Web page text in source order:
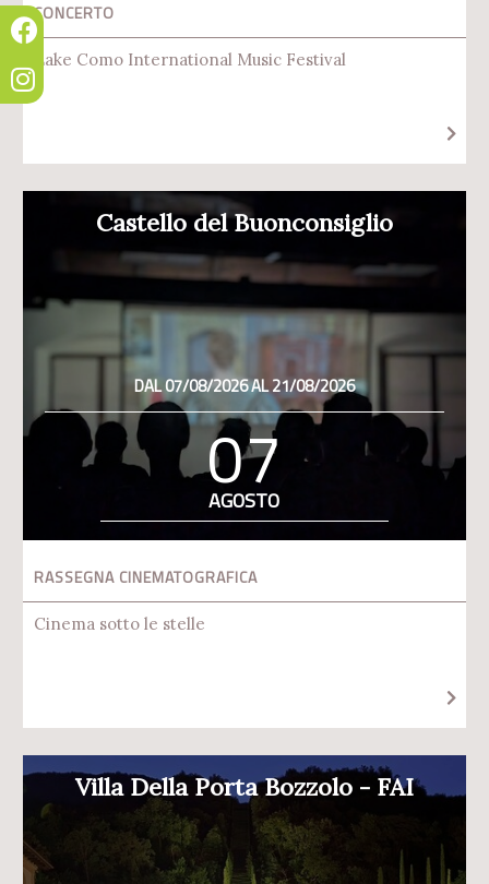
CONCERTO
Lake Como International Music Festival
Castello del Buonconsiglio
DAL 07/08/2026 AL 21/08/2026
07
AGOSTO
RASSEGNA CINEMATOGRAFICA
Cinema sotto le stelle
Villa Della Porta Bozzolo - FAI